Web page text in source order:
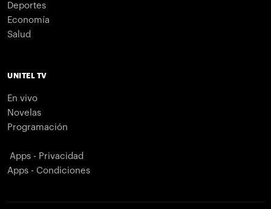
Deportes
Economía
Salud
UNITEL TV
En vivo
Novelas
Programación
Apps - Privacidad
Apps - Condiciones